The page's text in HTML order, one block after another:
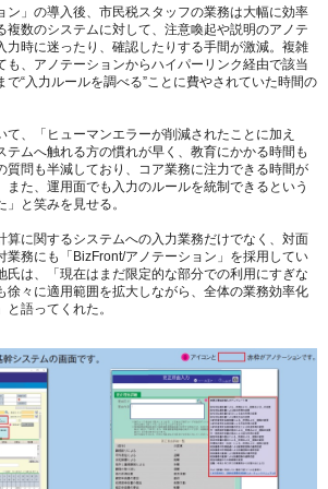
」の導入後、市民税スタッフの業務は大幅に効率
複数のシステムに対して、注意喚起や説明のアノテ
力時に迷ったり、確認したりする手間が激減。複雑
も、アノテーションからハイパーリンク経由で該当
“入力ルールを調べる”ことに費やされていた時間の
、「ヒューマンエラーが削減されたことに加え
テムへ触れる方の慣れが早く、教育にかかる時間も
質問も半減しており、コア業務に注力できる時間が
また、運用面でも入力のルールを統制できるという
と笑みを見せる。
に関するシステムへの入力業務だけでなく、対面
業務にも「BizFront/アノテーション」を採用してい
氏は、「現在はまだ限定的な部分での利用にすぎな
徐々に適用範囲を拡大しながら、全体の業務効率化
語ってくれた。